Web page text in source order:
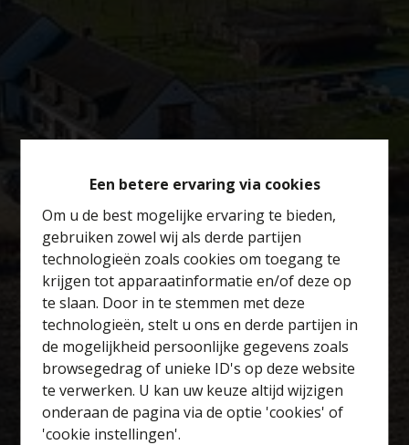
Een betere ervaring via cookies
Om u de best mogelijke ervaring te bieden,
gebruiken zowel wij als derde partijen
technologieën zoals cookies om toegang te
krijgen tot apparaatinformatie en/of deze op
te slaan. Door in te stemmen met deze
technologieën, stelt u ons en derde partijen in
de mogelijkheid persoonlijke gegevens zoals
browsegedrag of unieke ID's op deze website
te verwerken. U kan uw keuze altijd wijzigen
onderaan de pagina via de optie 'cookies' of
'cookie instellingen'.
Benieuwd naar de
waarde van je huis?
Gratis schatting